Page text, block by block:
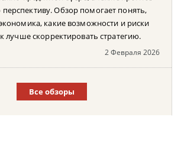
Обзор помогает понять,
какие возможности и риски
лучше скорректировать стратегию.
2 Февраля 2026
Все обзоры